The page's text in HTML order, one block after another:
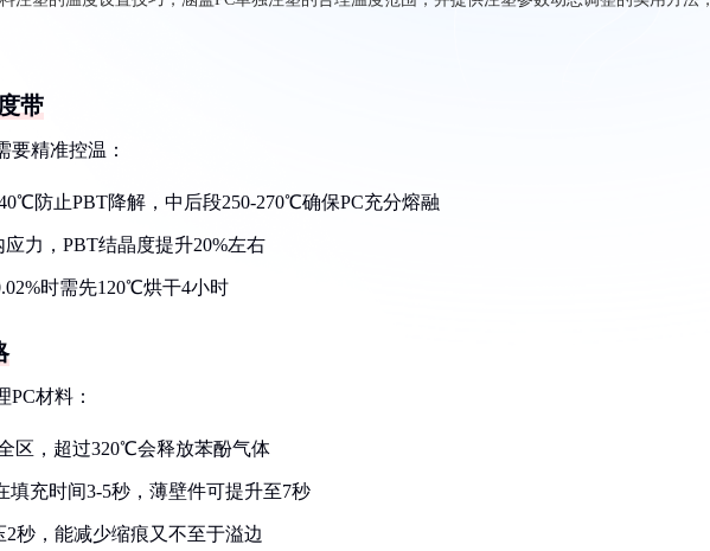
带
要精准控温：
防止PBT降解，中后段250-270℃确保PC充分熔融
应力，PBT结晶度提升20%左右
时需先120℃烘干4小时
材料：
区，超过320℃会释放苯酚气体
填充时间3-5秒，薄壁件可提升至7秒
2秒，能减少缩痕又不至于溢边